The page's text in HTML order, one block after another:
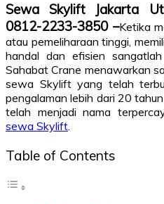
Sewa Skylift Jakarta
0812-2233-3850 –Ketika
atau pemeliharaan tinggi,
handal dan efisien
Sahabat Crane menawarkan
sewa Skylift yang telah
pengalaman lebih dari 20
telah menjadi nama
sewa Skylift.
Table of Contents